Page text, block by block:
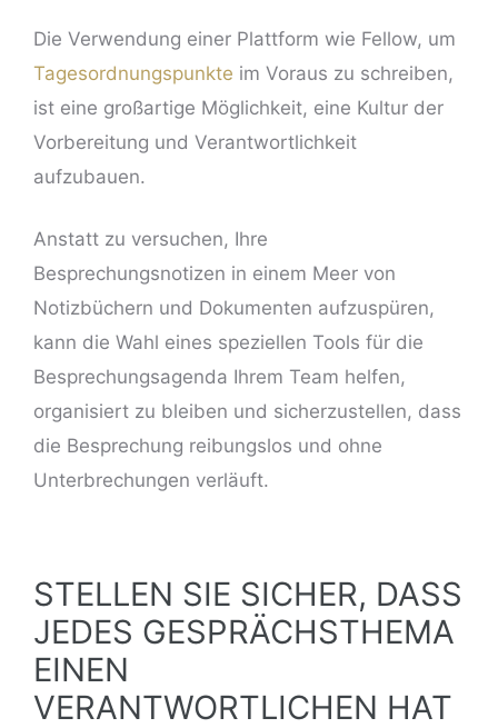
Die Verwendung einer Plattform wie Fellow, um
Tagesordnungspunkte im Voraus zu schreiben,
ist eine großartige Möglichkeit, eine Kultur der
Vorbereitung und Verantwortlichkeit
aufzubauen.
Anstatt zu versuchen, Ihre
Besprechungsnotizen in einem Meer von
Notizbüchern und Dokumenten aufzuspüren,
kann die Wahl eines speziellen Tools für die
Besprechungsagenda Ihrem Team helfen,
organisiert zu bleiben und sicherzustellen, dass
die Besprechung reibungslos und ohne
Unterbrechungen verläuft.
STELLEN SIE SICHER, DASS
JEDES GESPRÄCHSTHEMA
EINEN
VERANTWORTLICHEN HAT